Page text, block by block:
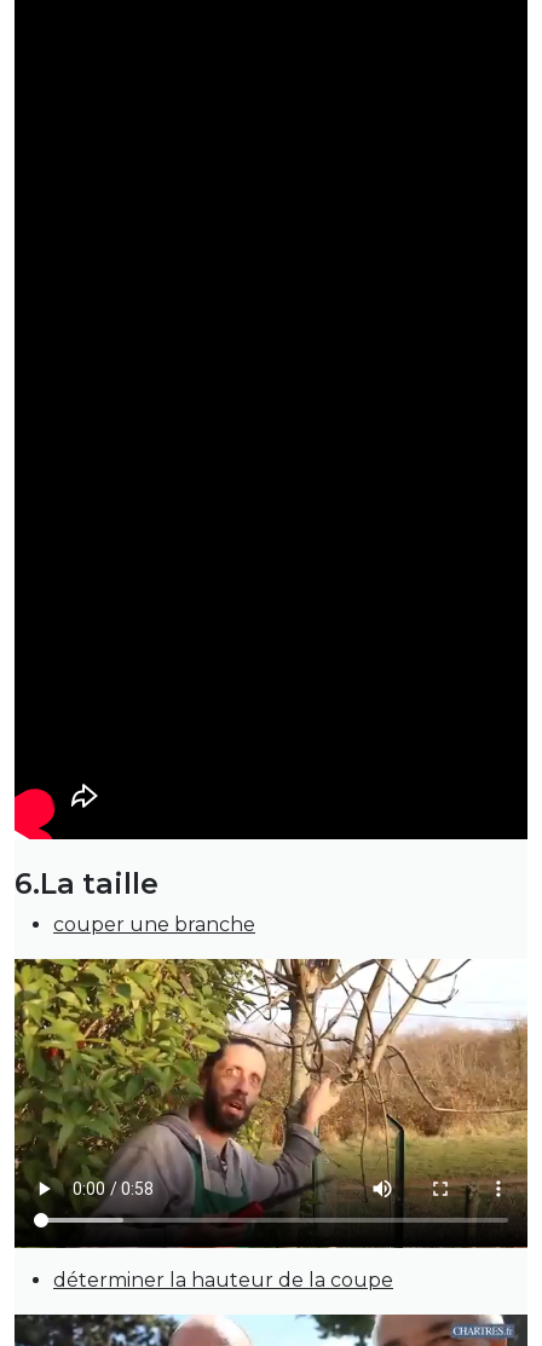
6.La taille
couper une branche
déterminer la hauteur de la coupe